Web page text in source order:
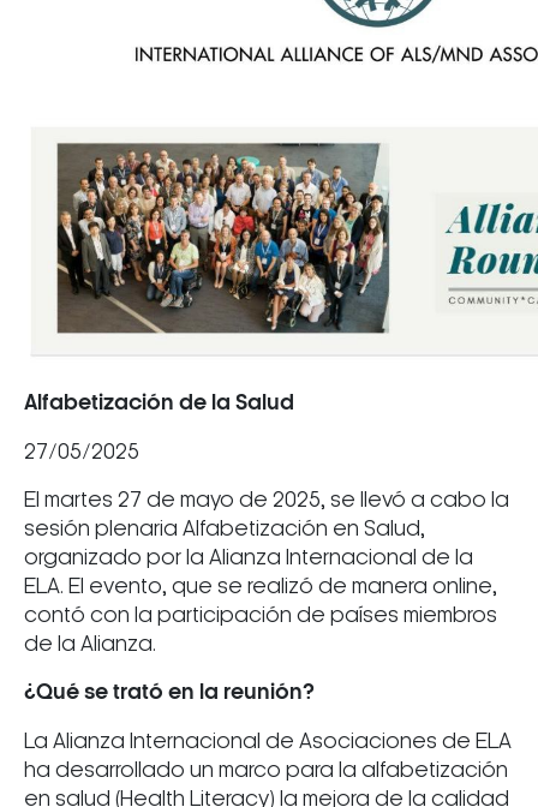
Alfabetización de la Salud
27/05/2025
El martes 27 de mayo de 2025, se llevó a cabo la
sesión plenaria Alfabetización en Salud,
organizado por la Alianza Internacional de la
ELA. El evento, que se realizó de manera online,
contó con la participación de países miembros
de la Alianza.
¿Qué se trató en la reunión?
La Alianza Internacional de Asociaciones de ELA
ha desarrollado un marco para la alfabetización
en salud (Health Literacy) la mejora de la calidad